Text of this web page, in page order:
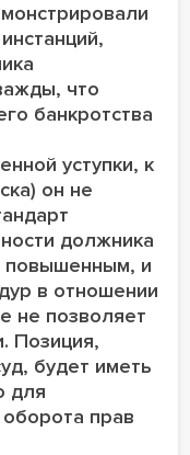
что
банкротства
уступки, к
он не
должника
повышенным, и
в отношении
не позволяет
Позиция,
будет иметь
для
прав